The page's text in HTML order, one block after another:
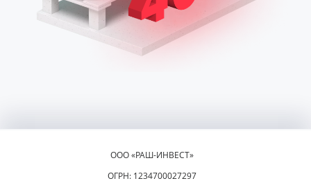
ООО «РАШ-ИНВЕСТ»
ОГРН: 1234700027297